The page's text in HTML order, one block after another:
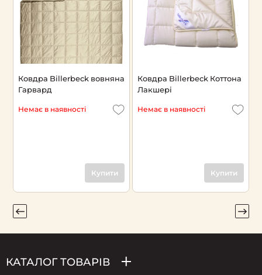
Ковдра Billerbeck вовняна
Гарвард
Немає в наявності
Купити
Ковдра Billerbeck Коттона
Лакшері
Немає в наявності
Купити
КАТАЛОГ ТОВАРІВ